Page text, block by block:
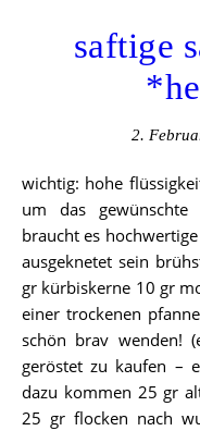
saftige
2.
wichtig: hohe flüssigkeitsangabe – weicher teig das soll so
um das
braucht es
ausgeknetet sein
gr kürbiskerne 10 gr
einer trockenen
schön brav wenden!
geröstet zu kaufen –
dazu kommen 25 gr
25 gr flocken nach